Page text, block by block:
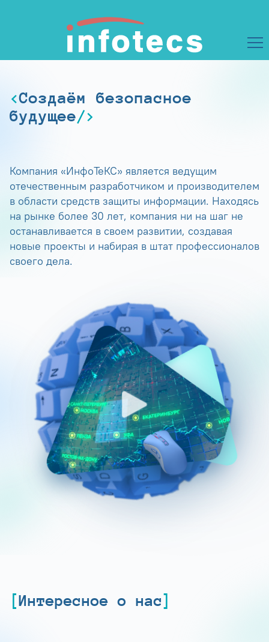
Создаём безопасное
будущее
Компания «ИнфоТеКС» является ведущим
отечественным разработчиком и производителем
в области средств защиты информации. Находясь
на рынке более 30 лет, компания ни на шаг не
останавливается в своем развитии, создавая
новые проекты и набирая в штат профессионалов
своего дела.
Интересное о нас